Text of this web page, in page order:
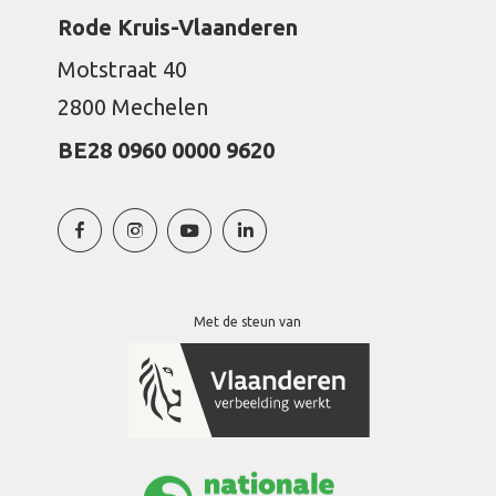
Rode Kruis-Vlaanderen
Motstraat 40
2800 Mechelen
BE28 0960 0000 9620
Met de steun van